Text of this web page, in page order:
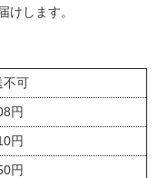
けします。
不可
円
円
円